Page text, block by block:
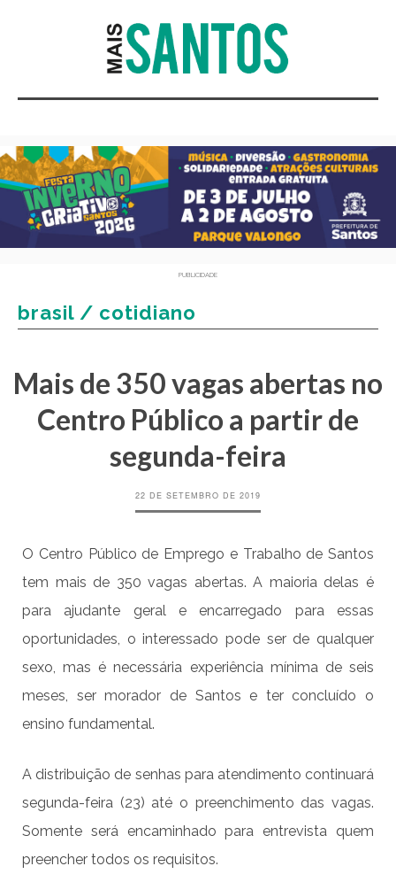
PUBLICIDADE
brasil / cotidiano
Mais de 350 vagas abertas no
Centro Público a partir de
segunda-feira
22 DE SETEMBRO DE 2019
O Centro Público de Emprego e Trabalho de Santos
tem mais de 350 vagas abertas. A maioria delas é
para ajudante geral e encarregado para essas
oportunidades, o interessado pode ser de qualquer
sexo, mas é necessária experiência mínima de seis
meses, ser morador de Santos e ter concluído o
ensino fundamental.
A distribuição de senhas para atendimento continuará
segunda-feira (23) até o preenchimento das vagas.
Somente será encaminhado para entrevista quem
preencher todos os requisitos.